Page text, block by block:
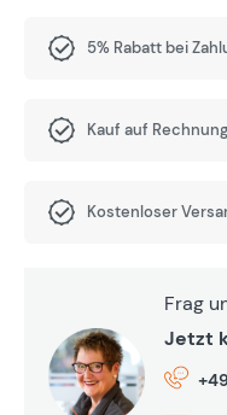
5% Rabatt bei
Kauf auf
Kostenloser
Frag
Jetzt